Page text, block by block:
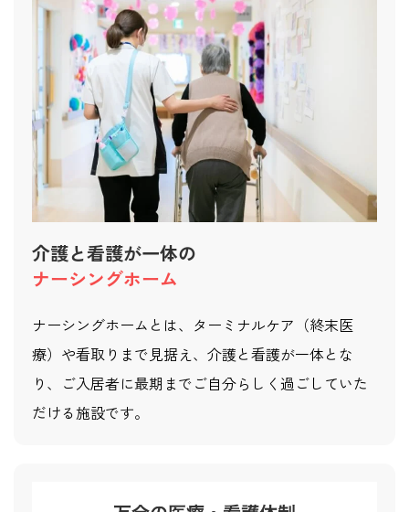
介護と看護が一体の
ナーシングホーム
ナーシングホームとは、ターミナルケア（終末医
療）や看取りまで見据え、介護と看護が一体とな
り、ご入居者に最期までご自分らしく過ごしていた
だける施設です。